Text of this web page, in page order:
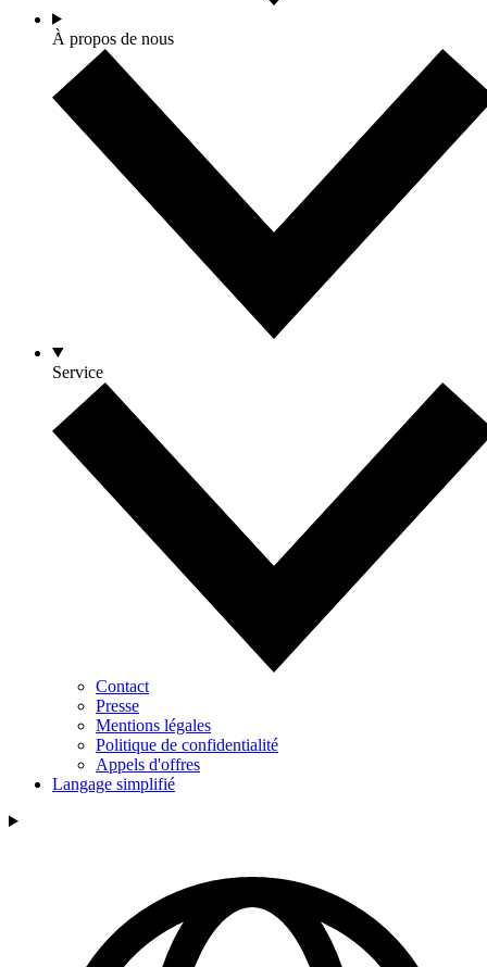
À propos de nous
Service
Contact
Presse
Mentions légales
Politique de confidentialité
Appels d'offres
Langage simplifié